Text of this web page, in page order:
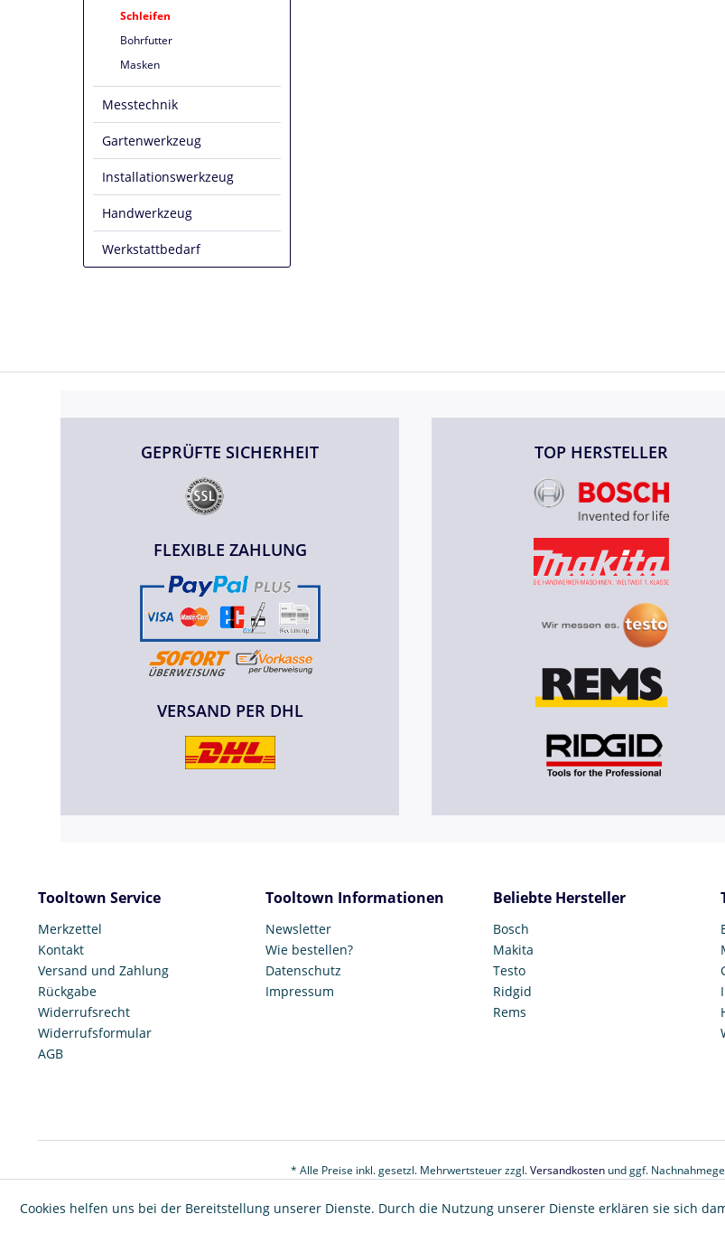
Schleifen
Bohrfutter
Masken
Messtechnik
Gartenwerkzeug
Installationswerkzeug
Handwerkzeug
Werkstattbedarf
GEPRÜFTE SICHERHEIT
FLEXIBLE ZAHLUNG
VERSAND PER DHL
TOP HERSTELLER
Tooltown Service
Merkzettel
Kontakt
Versand und Zahlung
Rückgabe
Widerrufsrecht
Widerrufsformular
AGB
Tooltown Informationen
Newsletter
Wie bestellen?
Datenschutz
Impressum
Beliebte Hersteller
Bosch
Makita
Testo
Ridgid
Rems
* Alle Preise inkl. gesetzl. Mehrwertsteuer zzgl.Versandkostenund ggf.
© 2017 Tooltown GmbH
Cookies helfen uns bei der Bereitstellung unserer Dienste. Durch die Nutzung unserer Dienste erklären sie sich